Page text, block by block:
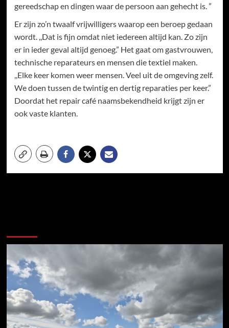
gereedschap en dingen waar de persoon aan gehecht is. ”
Er zijn zo’n twaalf vrijwilligers waarop een beroep gedaan
wordt. ,,Dat is fijn omdat niet iedereen altijd kan. Zo zijn
er in ieder geval altijd genoeg.” Het gaat om gastvrouwen,
technische reparateurs en mensen die textiel maken.
,,Elke keer komen weer mensen. Veel uit de omgeving zelf.
We doen tussen de twintig en dertig reparaties per keer.”
Doordat het repair café naamsbekendheid krijgt zijn er
ook vaste klanten.